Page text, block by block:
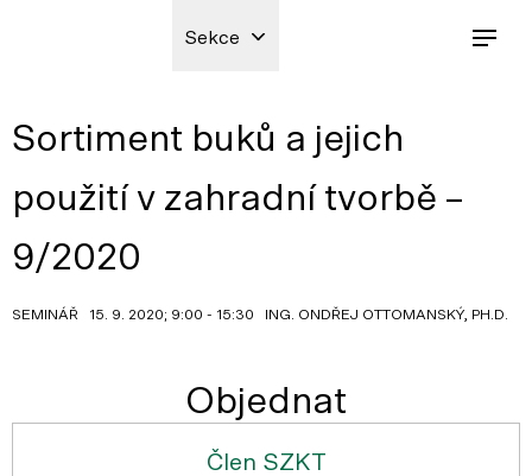
Sekce
Sortiment buků a jejich
použití v zahradní tvorbě –
9/2020
SEMINÁŘ 15. 9. 2020; 9:00 - 15:30 ING. ONDŘEJ OTTOMANSKÝ, PH.D.
Objednat
Člen SZKT